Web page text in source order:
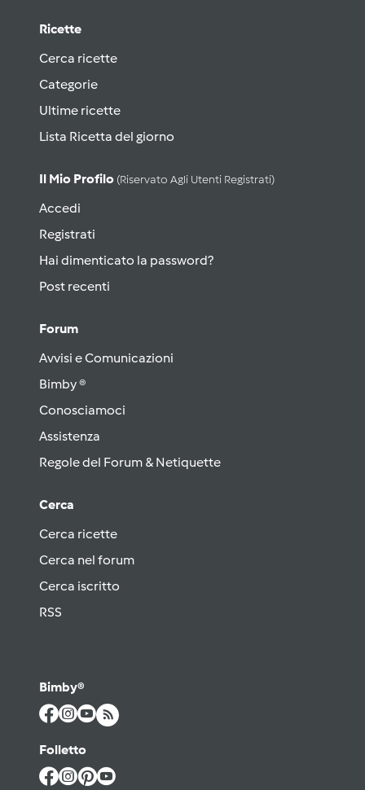
Ricette
Cerca ricette
Categorie
Ultime ricette
Lista Ricetta del giorno
Il Mio Profilo (riservato Agli Utenti Registrati)
Accedi
Registrati
Hai dimenticato la password?
Post recenti
Forum
Avvisi e Comunicazioni
Bimby ®
Conosciamoci
Assistenza
Regole del Forum & Netiquette
Cerca
Cerca ricette
Cerca nel forum
Cerca iscritto
RSS
Bimby®
Folletto